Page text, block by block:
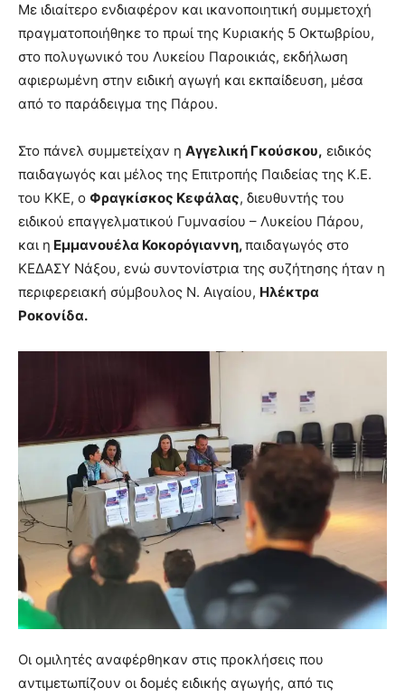
Με ιδιαίτερο ενδιαφέρον και ικανοποιητική συμμετοχή
πραγματοποιήθηκε το πρωί της Κυριακής 5 Οκτωβρίου,
στο πολυγωνικό του Λυκείου Παροικιάς, εκδήλωση
αφιερωμένη στην ειδική αγωγή και εκπαίδευση, μέσα
από το παράδειγμα της Πάρου.
Στο πάνελ συμμετείχαν η Αγγελική Γκούσκου, ειδικός
παιδαγωγός και μέλος της Επιτροπής Παιδείας της Κ.Ε.
του ΚΚΕ, ο Φραγκίσκος Κεφάλας, διευθυντής του
ειδικού επαγγελματικού Γυμνασίου – Λυκείου Πάρου,
και η Εμμανουέλα Κοκορόγιαννη,παιδαγωγός στο
ΚΕΔΑΣΥ Νάξου, ενώ συντονίστρια της συζήτησης ήταν η
περιφερειακή σύμβουλος Ν. Αιγαίου, Ηλέκτρα
Ροκονίδα.
Οι ομιλητές αναφέρθηκαν στις προκλήσεις που
αντιμετωπίζουν οι δομές ειδικής αγωγής, από τις